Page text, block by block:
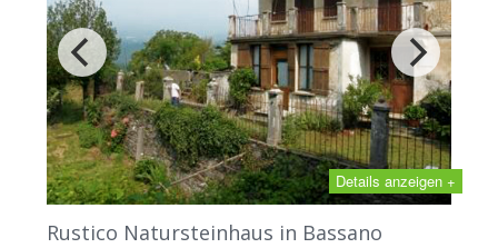
Details anzeigen +
Rustico Natursteinhaus in Bassano